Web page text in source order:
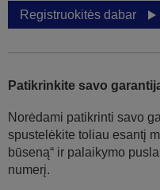
Registruokitės dabar
Patikrinkite savo
Norėdami patikrinti savo
spustelėkite toliau esantį
būseną“ ir palaikymo
numerį.